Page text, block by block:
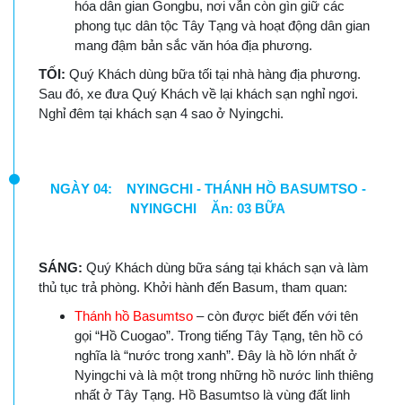
hóa dân gian Gongbu, nơi vẫn còn gìn giữ các
phong tục dân tộc Tây Tạng và hoạt động dân gian
mang đậm bản sắc văn hóa địa phương.
TỐI: Quý Khách dùng bữa tối tại nhà hàng địa phương.
Sau đó, xe đưa Quý Khách về lại khách sạn nghỉ ngơi.
Nghỉ đêm tại khách sạn 4 sao ở Nyingchi.
NGÀY 04: NYINGCHI - THÁNH HỒ BASUMTSO -
NYINGCHI Ăn: 03 BỮA
SÁNG: Quý Khách dùng bữa sáng tại khách sạn và làm
thủ tục trả phòng. Khởi hành đến Basum, tham quan:
Thánh hồ Basumtso– còn được biết đến với tên
gọi “Hồ Cuogao”. Trong tiếng Tây Tạng, tên hồ có
nghĩa là “nước trong xanh”. Đây là hồ lớn nhất ở
Nyingchi và là một trong những hồ nước linh thiêng
nhất ở Tây Tạng. Hồ Basumtso là vùng đất linh